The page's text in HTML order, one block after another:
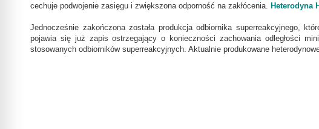
cechuje podwojenie zasięgu i zwiększona odporność na zakłócenia. Heterodyna
Jednocześnie zakończona została produkcja odbiornika superreakcyjnego,
pojawia się już zapis ostrzegający o konieczności zachowania odległości
stosowanych odbiorników superreakcyjnych. Aktualnie produkowane